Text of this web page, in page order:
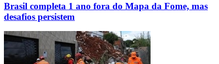
Brasil completa 1 ano fora do Mapa da Fome, mas
desafios persistem